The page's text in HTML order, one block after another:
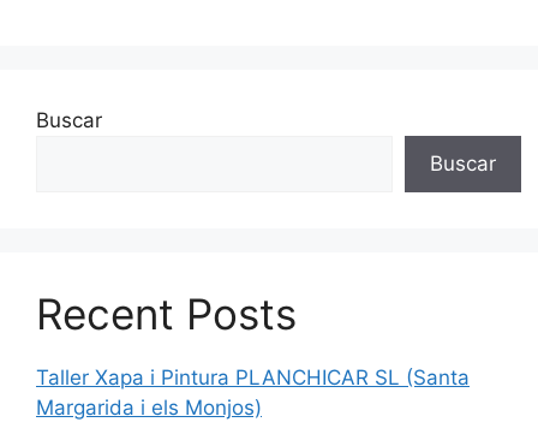
Buscar
Buscar
Recent Posts
Taller Xapa i Pintura PLANCHICAR SL (Santa
Margarida i els Monjos)